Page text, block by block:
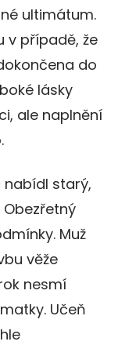
ultimátum.
v případě, že
do
lásky
ale naplnění
starý,
Muž
věže
nesmí
Učeň